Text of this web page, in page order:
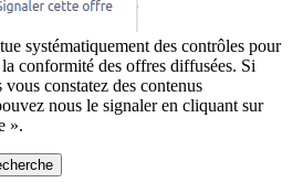
systématiquement des contrôles pour
conformité des offres diffusées. Si
constatez des contenus
nous le signaler en cliquant sur
».